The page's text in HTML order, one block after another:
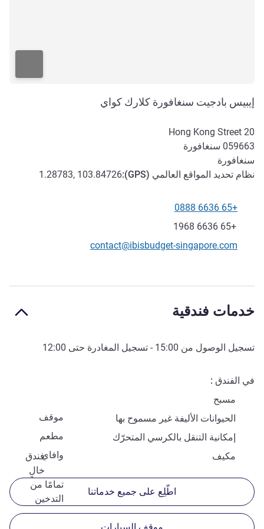
إيبيس بادجيت سنغافورة كلارك كواي
20 Hong Kong Street
059663 سنغافورة
سنغافورة
نظام تحديد المواقع العالمي (GPS
):
1.28783, 103.84726
الهاتف
+65 6636 0888
فاكس
+65 6636 1968
تواصل معنا عبر البريد الإلكتروني
contact@ibisbudget-singapore.com
خدمات فندقية
تسجيل الوصول من 15:00 - تسجيل المغادرة حتى 12:00
في الفندق
مسبح
موقف
الحيوانات الأليفة غير مسموح بها
مطعم
إمكانية التنقل بالكرسي المتحرّك
وافاي
مكيف
فندق
خالٍ
تمامًا من
التدخين
اطّلِع على جميع خدماتنا